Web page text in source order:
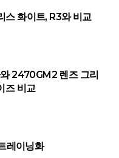
스 화이트, R3와 비교
2470GM2 렌즈 그리
즈 비교
레이닝화